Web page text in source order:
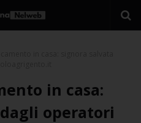
in casa:
operatori